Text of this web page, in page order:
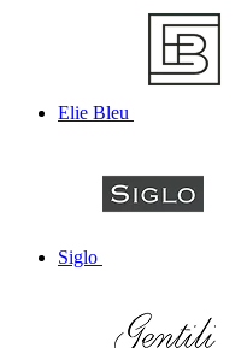
Elie Bleu
Siglo